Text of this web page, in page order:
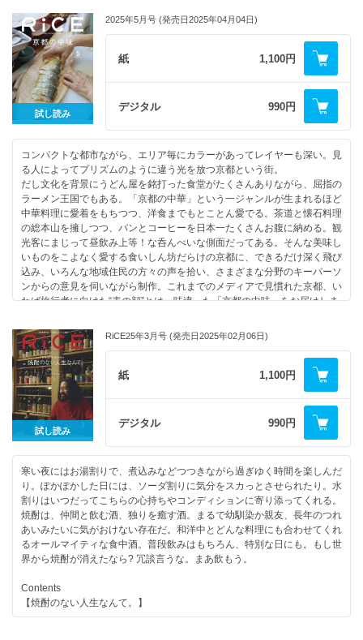
・生江史伸「レストランの宇宙」
・加藤シゲアキ「サイドカー賛歌」
・渋谷直角 漫画「たこ RICE」
・平野紗季子「EDIBLE ACADEMY」
・岸田繁「その皿はハーモニー」
・山中瑶子「yum yum 味の想い出」
・コムアイ「世界のどこかでいただきます」
・藤田「現代料理の人類学者のおゆうぎ」
・遠藤京子「電影食堂 〜映画の中の料理考〜」
・千葉雅也「美味礼賛」
・弘中綾香「ごほうび飯に甘やかされたい！」
・蜷川実花「FOODHOLIC」｜福士蒼汰
・峯崎ノリテル×竹花いち子「cook me」
【連載】
・EDITOR'S NOTE #43
・吉本ばなな「ごはんの秘密」
・生江史伸「レストランの宇宙」
・加藤シゲアキ「サイドカー賛歌」
・渋谷直角 漫画「たこ RICE」
・岸田繁「その皿はハーモニー」
・山中瑶子「yum yum 味の想い出」
・コムアイ「世界のどこかでいただきます」
・遠藤京子「電影食堂 ~映画の中の料理考~」
・田中開「焼酎ライナーノーツ」
・千葉雅也「美味礼賛」
・弘中綾香「ごほうび飯に甘やかされたい!」
・蜷川実花「FOODHOLIC」｜神尾楓珠
・峯崎ノリテル×竹花いち子「cook me」
連載 遠藤京子
連載 田中開
連載 千葉雅也
連載 弘中綾香
蜷川実花「 FOODHOLIC」 唐田えりか×ラーメン
峯崎ノリテル×竹花いち子「cook me」
●私のスペシャルティ。
仲野太賀、スペシャルティカレーの極意を学ぶ
藤原さくら×SAPPADU READY
渡邉康太郎（takram）×バンダラランカ
●今日はカレー記念日。
TAPiR
nadi
ADICURRY
ブラッスリードンピエール
大江カレー
●こんな夜にカレーがあれば。（あるよ）
the MANDA
こんの
氵（さんずい）
PAVONE INDIANO
神田まつや
●TYON To The Unknown Zone
●2025: A Curry Odyssey
久慈咖喱（北海道・岩見沢市）
CAFE INDIA こうこうとう（福岡県・大牟田市）
ヨダレカレー（熊本県・熊本市）
●名古屋、インド料理4つの熱源。
spice & cafe imairo.
too much india
Patsu Curry
HOTEL AUTHENTIC
●Curry aBu 京都、愛憎が生んだモダンインドレストラン
●スペシャルティカレーの真髄 新宿中村屋
●鍵となる素材に拘ったカレーを徹底解剖
《水》spice kitchen moona
《塩》カレーレストランシバ
《ココナッツ》カラピンチャ
《たまねぎ》and CURRY
《海鮮》3丁目のカレー屋さん
●SPICE TASTING CONFERENCE
チキンカレー SHIVA CURRY WARA
試し読み
2025年5月号 (発売日2025年04月04日)
紙 1,100円
デジタル 990円
コンパクトな都市ながら、エリア毎にカラーがあってレイヤーも深い。見
る人によってプリズムのように違う光を放つ京都という街。
だし文化を背景にうどん屋を銘打った食堂がたくさんありながら、屈指の
ラーメン王国でもある。「京都の中華」という一ジャンルが生まれるほど
中華料理に愛着をもちつつ、洋食までもとことん愛でる。茶道と懐石料理
の総本山を擁しつつ、パンとコーヒーを日本一たくさんお腹に納める。観
光客にまじって昼飲み上等！な呑んべいな側面だってある。そんな美味し
いものをこよなく愛する食いしん坊だらけの京都に、できるだけ深く飛び
込み、いろんな地域住民の方々の声を拾い、さまざまな分野のキーパーソ
ンからの意見を伺いながら制作。これまでのメディアで見慣れた京都、い
わば旅行者に向けた“表の顔”とは一味違った「京都の中味」をお届けしま
Contents
【京都の中味】
⚫︎kyoto foodscape×祷キララ
大黒屋鎌餅本舗、ゑびや、JAZZ SPOT YAMATOYA、才
⚫︎呑兵衛・食いしん坊のための京都案内
⚫︎宮下拓己が手がける京都のフードカルチャーの新たな震源地 Com-ionと
TAREL、パルメラ、yúgue
⚫︎美しい酒の肴図鑑
京都ならではの粋な酒の肴17店
⚫︎今夜、食事はバーでいかがですか。｜酒陶 桺野
⚫︎町寿司｜寿し さか井
⚫︎町餃子｜ミスター・ギョーザ
⚫︎大宮に染まりたい。
RUTUBO 第2燻製工場
⚫︎左京区という小宇宙。
試し読み
RiCE25年3月号 (発売日2025年02月06日)
紙 1,100円
デジタル 990円
寒い夜にはお湯割りで、煮込みなどつつきながら過ぎゆく時間を楽しんだ
り。ぽかぽかした日には、ソーダ割りに気分をスカっとさせられたり。水
割りはいつだってこちらの心持ちやコンディションに寄り添ってくれる。
焼酎は、仲間と飲む酒、独りを癒す酒。まるで幼馴染か親友、長年のつれ
あいみたいに気がおけない存在だ。和洋中とどんな料理にも合わせてくれ
るオールマイティな食中酒。普段飲みはもちろん、特別な日にも。もし世
界から焼酎が消えたなら? 冗談言うな。まあ飲もう。
Contents
【焼酎のない人生なんて。】